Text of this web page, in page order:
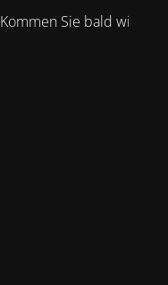
Sie bald wieder.